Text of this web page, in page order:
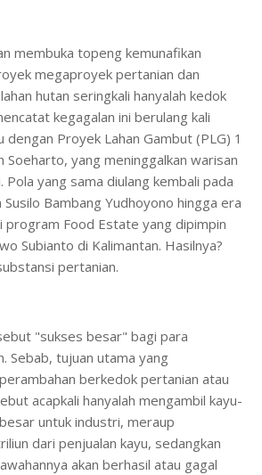
membuka topeng kemunafikan
megaproyek pertanian dan
hutan seringkali hanyalah kedok
kegagalan ini berulang kali
Proyek Lahan Gambut (PLG) 1
Soeharto, yang meninggalkan warisan
Pola yang sama diulang kembali pada
Bambang Yudhoyono hingga era
program Food Estate yang dipimpin
Subianto di Kalimantan. Hasilnya?
pertanian.
"sukses besar" bagi para
Sebab, tujuan utama yang
berkedok pertanian atau
acapkali hanyalah mengambil kayu-
untuk industri, meraup
dari penjualan kayu, sedangkan
akan berhasil atau gagal